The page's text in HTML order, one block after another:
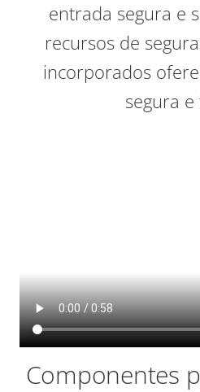
entrada segura e
recursos de
incorporados
segura e
Componentes